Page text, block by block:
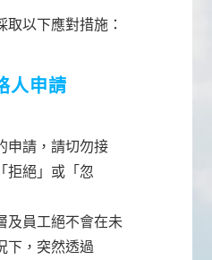
取以下應對措施：
人申請
申請，請切勿接
拒絕」或「忽
及員工絕不會在未
下，突然透過